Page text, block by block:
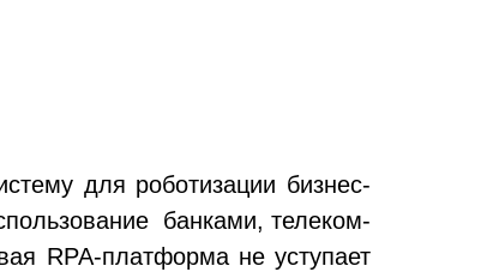
для роботизации бизнес-
банками, телеком-
RPA-платформа не уступает